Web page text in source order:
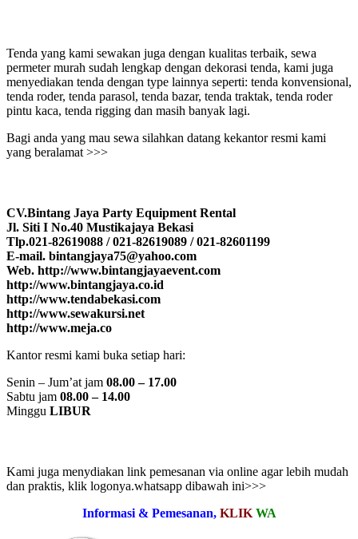
Tenda yang kami sewakan juga dengan kualitas terbaik, sewa
permeter murah sudah lengkap dengan dekorasi tenda, kami juga
menyediakan tenda dengan type lainnya seperti: tenda konvensional,
tenda roder, tenda parasol, tenda bazar, tenda traktak, tenda roder
pintu kaca, tenda rigging dan masih banyak lagi.
Bagi anda yang mau sewa silahkan datang kekantor resmi kami
yang beralamat >>>
CV.Bintang Jaya Party Equipment Rental
Jl. Siti I No.40 Mustikajaya Bekasi
Tlp.021-82619088 / 021-82619089 / 021-82601199
E-mail. bintangjaya75@yahoo.com
Web. http://www.bintangjayaevent.com
http://www.bintangjaya.co.id
http://www.tendabekasi.com
http://www.sewakursi.net
http://www.meja.co
Kantor resmi kami buka setiap hari:
Senin – Jum’at jam 08.00 – 17.00
Sabtu jam 08.00 – 14.00
Minggu LIBUR
Kami juga menydiakan link pemesanan via online agar lebih mudah
dan praktis, klik logonya.whatsapp dibawah ini>>>
Informasi & Pemesanan, KLIK WA